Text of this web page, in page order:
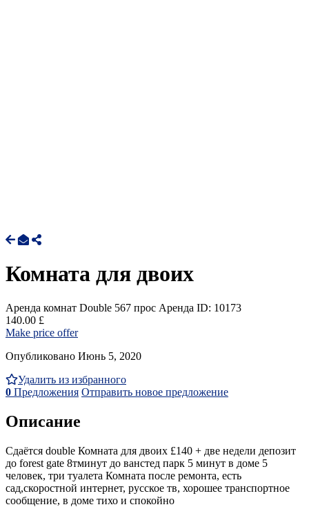
Комната для двоих
Аренда комнат Double 567 прос Аренда ID: 10173
140.00 £
Make price offer
Опубликовано Июнь 5, 2020
Удалить из избранного
0 Предложения Отправить новое предложение
Описание
Сдаётся double Комната для двоих £140 + две недели депозит
до forest gate 8тминут до ванстед парк 5 минут в доме 5
человек, три туалета Комната после ремонта, есть
сад,скоростной интернет, русское тв, хорошее транспортное
сообщение, в доме тихо и спокойно